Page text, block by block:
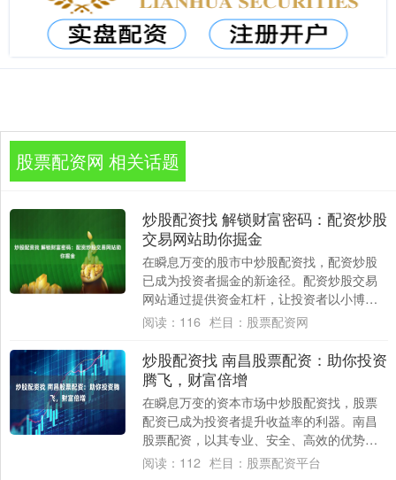
股票配资网 相关话题
炒股配资找 解锁财富密码：配资炒股
交易网站助你掘金
在瞬息万变的股市中炒股配资找，配资炒股
已成为投资者掘金的新途径。配资炒股交易
网站通过提供资金杠杆，让投资者以小博
大，放大收益空间。 对于新手投资者来说，
阅读： 116 栏目： 股票配资网
炒股配资找 南昌股票配资：助你投资
腾飞，财富倍增
在瞬息万变的资本市场中炒股配资找，股票
配资已成为投资者提升收益率的利器。南昌
股票配资，以其专业、安全、高效的优势，
助力投资者实现投资腾飞，财富倍增。 全国
阅读： 112 栏目： 股票配资平台